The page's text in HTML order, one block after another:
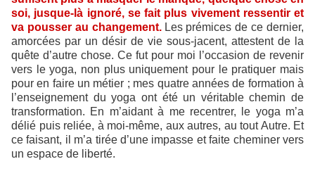
soi, jusque-là ignoré, se fait plus vivement ressentir et
va pousser au changement. Les prémices de ce dernier,
amorcées par un désir de vie sous-jacent, attestent de la
quête d’autre chose. Ce fut pour moi l’occasion de revenir
vers le yoga, non plus uniquement pour le pratiquer mais
pour en faire un métier ; mes quatre années de formation à
l’enseignement du yoga ont été un véritable chemin de
transformation. En m’aidant à me recentrer, le yoga m’a
délié puis reliée, à moi-même, aux autres, au tout Autre. Et
ce faisant, il m’a tirée d’une impasse et faite cheminer vers
un espace de liberté.